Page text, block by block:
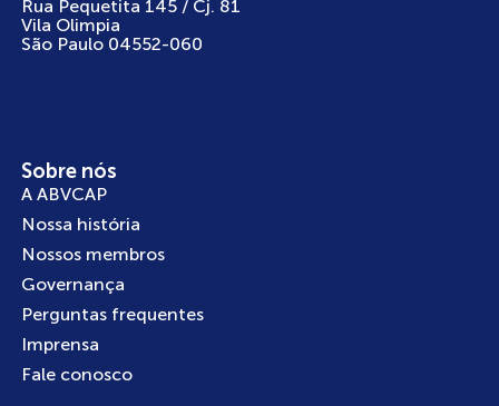
Notícias
Rua Pequetita 145 / Cj. 81
Vila Olimpia
São Paulo 04552-060
Sobre nós
A ABVCAP
Nossa história
Nossos membros
Governança
Perguntas frequentes
Imprensa
Fale conosco